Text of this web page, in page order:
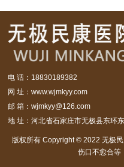
电 话：18830189382
网 址：www.wjmkyy.com
邮 箱：wjmkyy@126.com
地 址：河北省石家庄市无极县东环
版权所有 Copyright © 2022 无极
伤口不愈合